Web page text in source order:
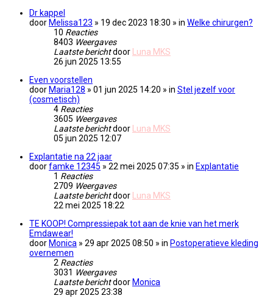
Dr kappel
door Melissa123 » 19 dec 2023 18:30 » in Welke chirurgen?
10 Reacties
8403 Weergaves
Laatste berichtdoor
Luna MKS
26 jun 2025 13:55
Even voorstellen
door Maria128 » 01 jun 2025 14:20 » in Stel jezelf voor
(cosmetisch)
4 Reacties
3605 Weergaves
Laatste berichtdoor
Luna MKS
05 jun 2025 12:07
Explantatie na 22 jaar
doorfamke 12345 » 22 mei 2025 07:35 » in Explantatie
1 Reacties
2709 Weergaves
Laatste berichtdoor
Luna MKS
22 mei 2025 18:22
TE KOOP! Compressiepak tot aan de knie van het merk
Emdawear!
door Monica » 29 apr 2025 08:50 » in Postoperatieve kleding
overnemen
2 Reacties
3031 Weergaves
Laatste berichtdoor Monica
29 apr 2025 23:38